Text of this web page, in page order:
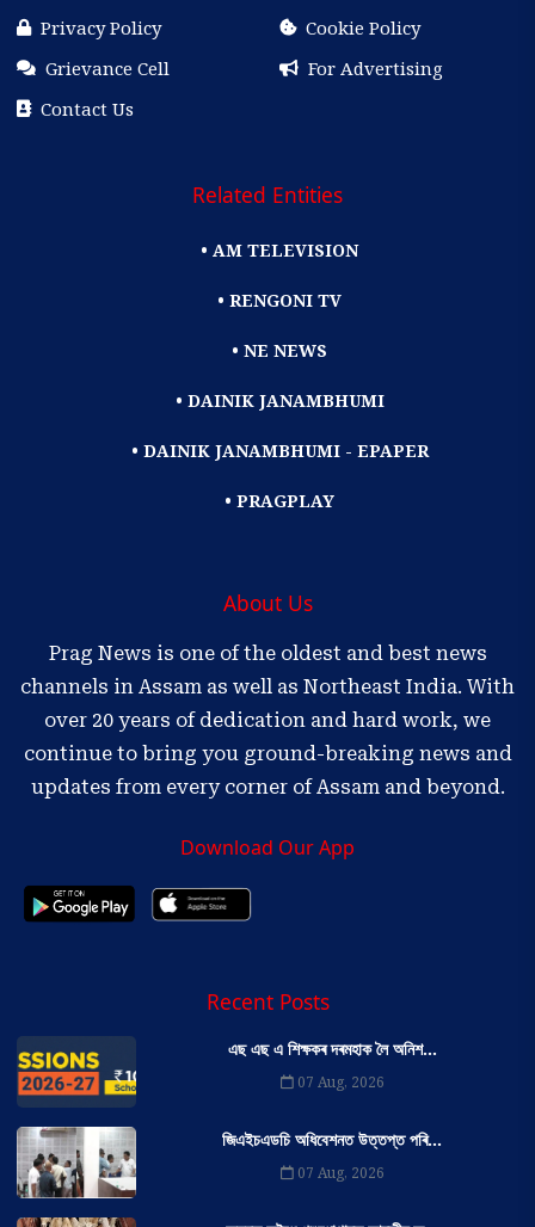
Privacy Policy
Cookie Policy
Grievance Cell
For Advertising
Contact Us
Related Entities
• AM TELEVISION
• RENGONI TV
• NE NEWS
• DAINIK JANAMBHUMI
• DAINIK JANAMBHUMI - EPAPER
• PRAGPLAY
About Us
Prag News is one of the oldest and best news
channels in Assam as well as Northeast India. With
over 20 years of dedication and hard work, we
continue to bring you ground-breaking news and
updates from every corner of Assam and beyond.
Download Our App
Recent Posts
এছ এছ এ শিক্ষকৰ দৰমহাক লৈ অনিশ...
07 Aug, 2026
জিএইচএডচি অধিবেশনত উত্তপ্ত পৰি...
07 Aug, 2026